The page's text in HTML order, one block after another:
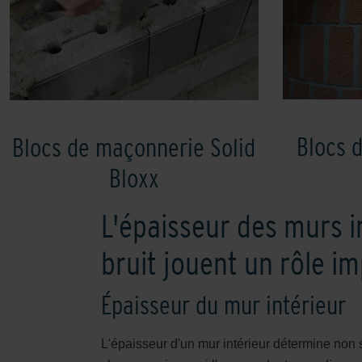
Blocs de maçonnerie Solid
Bloxx
Blocs
L'épaisseur des murs
bruit jouent un rôle
Épaisseur du mur intérieur
L'épaisseur d'un mur intérieur détermine